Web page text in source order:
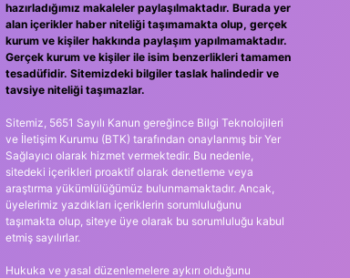
hazırladığımız makaleler paylaşılmaktadır. Burada yer
alan içerikler haber niteliği taşımamakta olup, gerçek
kurum ve kişiler hakkında paylaşım yapılmamaktadır.
Gerçek kurum ve kişiler ile isim benzerlikleri tamamen
tesadüfidir. Sitemizdeki bilgiler taslak halindedir ve
tavsiye niteliği taşımazlar.
Sitemiz, 5651 Sayılı Kanun gereğince Bilgi Teknolojileri
ve İletişim Kurumu (BTK) tarafından onaylanmış bir Yer
Sağlayıcı olarak hizmet vermektedir. Bu nedenle,
sitedeki içerikleri proaktif olarak denetleme veya
araştırma yükümlülüğümüz bulunmamaktadır. Ancak,
üyelerimiz yazdıkları içeriklerin sorumluluğunu
taşımakta olup, siteye üye olarak bu sorumluluğu kabul
etmiş sayılırlar.
Hukuka ve yasal düzenlemelere aykırı olduğunu